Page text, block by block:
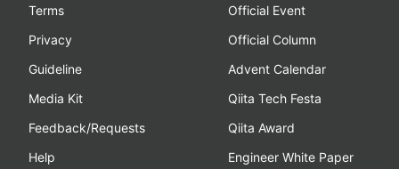
Terms
Privacy
Guideline
Media Kit
Feedback/Requests
Help
Official Event
Official Column
Advent Calendar
Qiita Tech Festa
Qiita Award
Engineer White Paper